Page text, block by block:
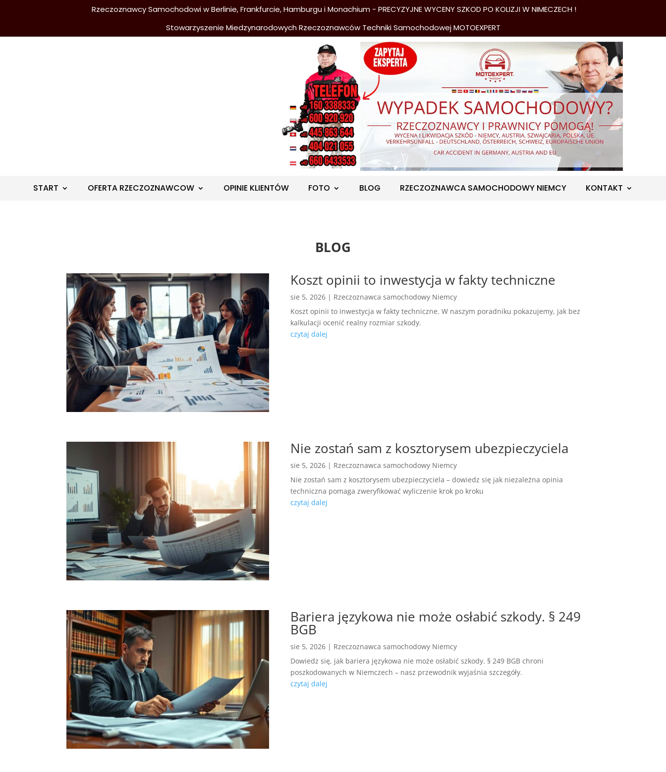
Rzeczoznawcy Samochodowi w Berlinie, Frankfurcie, Hamburgu i Monachium - PRECYZYJNE WYCENY SZKOD PO KOLIZJI W NIMECZECH !
Stowarzyszenie Miedzynarodowych Rzeczoznawców Techniki Samochodowej MOTOEXPERT
START OFERTA RZECZOZNAWCOW OPINIE KLIENTÓW FOTO BLOG RZECZOZNAWCA SAMOCHODOWY NIEMCY KONTAKT
BLOG
Koszt opinii to inwestycja w fakty techniczne
sie 5, 2026 | Rzeczoznawca samochodowy Niemcy
Koszt opinii to inwestycja w fakty techniczne. W naszym poradniku pokazujemy, jak bez
kalkulacji ocenić realny rozmiar szkody.
czytaj dalej
Nie zostań sam z kosztorysem ubezpieczyciela
sie 5, 2026 | Rzeczoznawca samochodowy Niemcy
Nie zostań sam z kosztorysem ubezpieczyciela – dowiedz się jak niezależna opinia
techniczna pomaga zweryfikować wyliczenie krok po kroku
czytaj dalej
Bariera językowa nie może osłabić szkody. § 249
BGB
sie 5, 2026 | Rzeczoznawca samochodowy Niemcy
Dowiedz się, jak bariera językowa nie może osłabić szkody. § 249 BGB chroni
poszkodowanych w Niemczech – nasz przewodnik wyjaśnia szczegóły.
czytaj dalej